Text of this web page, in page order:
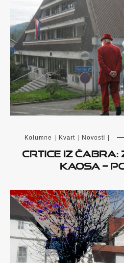
Kolumne Kvart Novosti
Crtice iz Čabra:
kaosa –